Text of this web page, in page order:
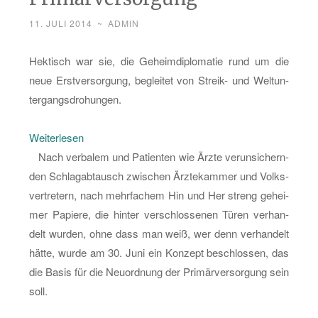
dung
ein
rie­
sen
11. JULI 2014 ~ ADMIN
Hek­tisch war sie, die Ge­heim­di­plo­ma­tie rund um die
neue Erst­ver­sor­gung, be­glei­tet von Streik- und Welt­un­
ter­gangs­dro­hun­gen.
Wei­ter­le­sen:
Chan­
cen
der
neuen
Pri­
mär­
ver­
Nach ver­ba­lem und Pa­ti­en­ten wie Ärzte ver­un­si­chern­
den Schlag­ab­tausch zwi­schen Ärz­te­kam­mer und Volks­
ver­tre­tern, nach mehr­fa­chem Hin und Her streng ge­hei­
mer Pa­pie­re, die hin­ter ver­schlos­se­nen Türen ver­han­
delt wur­den, ohne dass man weiß, wer denn ver­han­delt
hätte, wurde am 30. Juni ein Kon­zept be­schlos­sen, das
die Basis für die Neu­ord­nung der Pri­mär­ver­sor­gung sein
soll.